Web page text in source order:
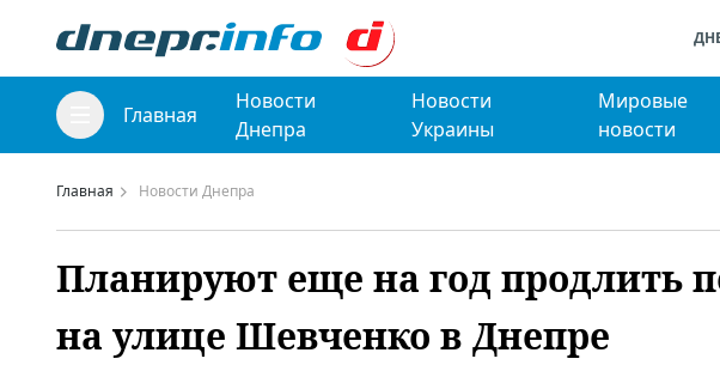
Главная
Новости
Днепра
Новости
Украины
Мировые
новости
Главная Новости Днепра
Планируют еще на год продлить
на улице Шевченко в Днепре